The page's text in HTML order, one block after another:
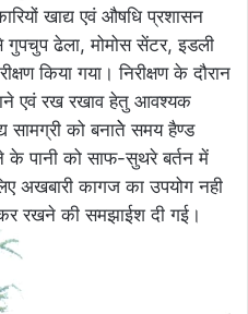
खाद्य एवं औषधि प्रशासन
गुपचुप ढेला, मोमोस सेंटर, इडली
किया गया। निरीक्षण के दौरान
एवं रख रखाव हेतु आवश्यक
सामग्री को बनातेे समय हैण्ड
के पानी को साफ-सुथरे बर्तन में
अखबारी कागज का उपयोग नही
रखने की समझाईश दी गई।